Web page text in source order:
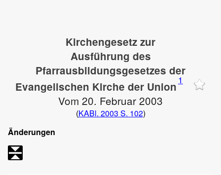
Kirchengesetz zur
Ausführung des
Pfarrausbildungsgesetzes der
Evangelischen Kirche der Union 1
Vom 20. Februar 2003
(KABl. 2003 S. 102)
Änderungen